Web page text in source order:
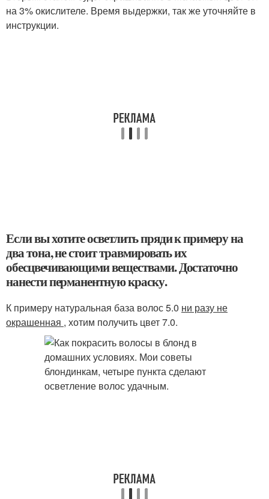
на 3% окислителе. Время выдержки, так же уточняйте в
инструкции.
Если вы хотите осветлить пряди к примеру на
два тона, не стоит травмировать их
обесцвечивающими веществами. Достаточно
нанести перманентную краску.
К примеру натуральная база волос 5.0 ни разу не
окрашенная , хотим получить цвет 7.0.